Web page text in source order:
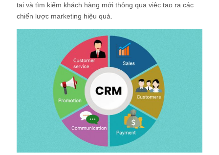
tại và tìm kiếm khách hàng mới thông qua việc tạo ra các
chiến lược marketing hiệu quả.